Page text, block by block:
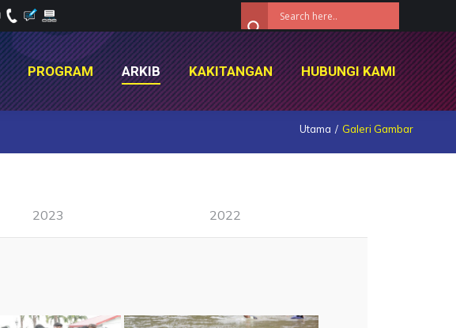
PROGRAM ARKIB KAKITANGAN HUBUNGI KAMI
Utama Galeri Gambar
2023 2022
PROGRAM ARKIB KAKITANGAN HUBUNGI KAMI